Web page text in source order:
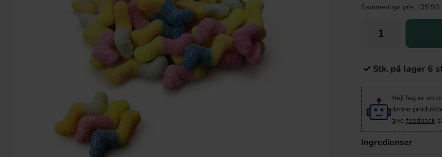
Sammenlign pris
Stk. på lager 6
Hej! Jeg er en
denne
give feedback
Ingredienser